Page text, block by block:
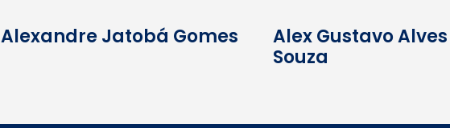
Alexandre Jatobá Gomes
Alex Gustavo
Souza